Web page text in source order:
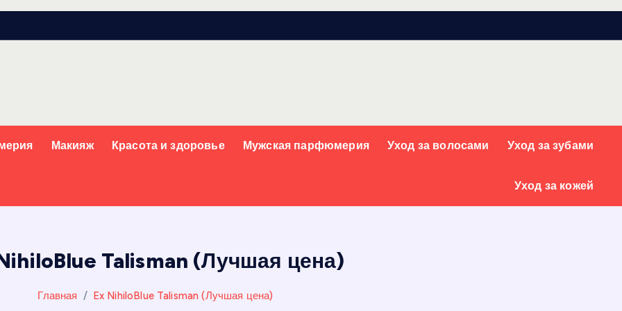
Макияж Красота и здоровье Мужская парфюмерия Уход за волосами Уход за зубами
Уход за кожей
Talisman (Лучшая цена)
Главная Ex NihiloBlue Talisman (Лучшая цена)